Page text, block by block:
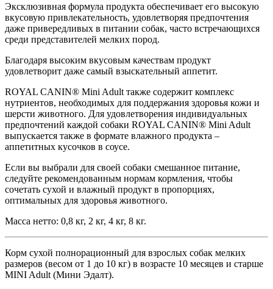
Эксклюзивная формула продукта обеспечивает его высокую
вкусовую привлекательность, удовлетворяя предпочтения
даже привередливых в питании собак, часто встречающихся
среди представителей мелких пород.
Благодаря высоким вкусовым качествам продукт
удовлетворит даже самый взыскательный аппетит.
ROYAL CANIN® Mini Adult также содержит комплекс
нутриентов, необходимых для поддержания здоровья кожи и
шерсти животного. Для удовлетворения индивидуальных
предпочтений каждой собаки ROYAL CANIN® Mini Adult
выпускается также в формате влажного продукта –
аппетитных кусочков в соусе.
Если вы выбрали для своей собаки смешанное питание,
следуйте рекомендованным нормам кормления, чтобы
сочетать сухой и влажный продукт в пропорциях,
оптимальных для здоровья животного.
Масса нетто: 0,8 кг, 2 кг, 4 кг, 8 кг.
Корм сухой полнорационный для взрослых собак мелких
размеров (весом от 1 до 10 кг) в возрасте 10 месяцев и старше
MINI Adult (Мини Эдалт).